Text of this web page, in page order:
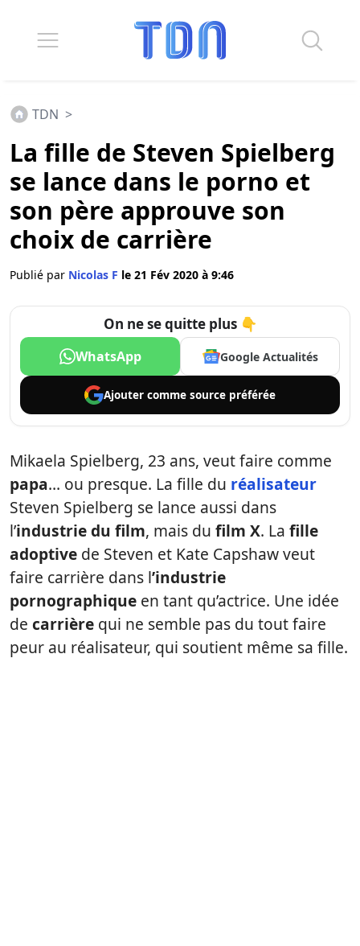
TDN >
La fille de Steven Spielberg
se lance dans le porno et
son père approuve son
choix de carrière
Publié par Nicolas F le 21 Fév 2020 à 9:46
On ne se quitte plus 👇
WhatsApp Google Actualités
Ajouter comme source préférée
Mikaela Spielberg, 23 ans, veut faire comme
papa… ou presque. La fille du réalisateur
Steven Spielberg se lance aussi dans
l’industrie du film, mais du film X. La fille
adoptive de Steven et Kate Capshaw veut
faire carrière dans l’industrie
pornographique en tant qu’actrice. Une idée
de carrière qui ne semble pas du tout faire
peur au réalisateur, qui soutient même sa fille.